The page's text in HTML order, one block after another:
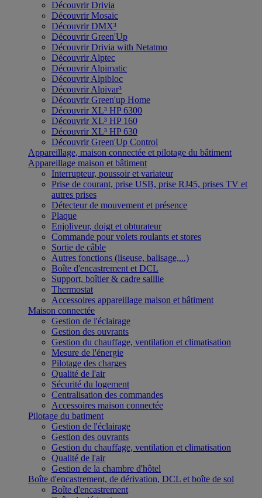
Découvrir Drivia
Découvrir Mosaic
Découvrir DMX³
Découvrir Green'Up
Découvrir Drivia with Netatmo
Découvrir Alptec
Découvrir Alpimatic
Découvrir Alpibloc
Découvrir Alpivar³
Découvrir Green'up Home
Découvrir XL³ HP 6300
Découvrir XL³ HP 160
Découvrir XL³ HP 630
Découvrir Green'Up Control
Appareillage, maison connectée et pilotage du bâtiment
Appareillage maison et bâtiment
Interrupteur, poussoir et variateur
Prise de courant, prise USB, prise RJ45, prises TV et
autres prises
Détecteur de mouvement et présence
Plaque
Enjoliveur, doigt et obturateur
Commande pour volets roulants et stores
Sortie de câble
Autres fonctions (liseuse, balisage,...)
Boîte d'encastrement et DCL
Support, boîtier & cadre saillie
Thermostat
Accessoires appareillage maison et bâtiment
Maison connectée
Gestion de l'éclairage
Gestion des ouvrants
Gestion du chauffage, ventilation et climatisation
Mesure de l'énergie
Pilotage des charges
Qualité de l'air
Sécurité du logement
Centralisation des commandes
Accessoires maison connectée
Pilotage du batiment
Gestion de l'éclairage
Gestion des ouvrants
Gestion du chauffage, ventilation et climatisation
Qualité de l'air
Gestion de la chambre d'hôtel
Boîte d'encastrement, de dérivation, DCL et boîte de sol
Boîte d'encastrement